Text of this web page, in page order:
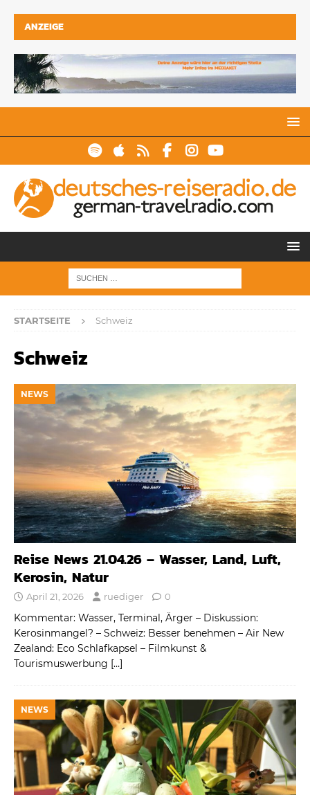
ANZEIGE
STARTSEITE Schweiz
Schweiz
NEWS
Reise News 21.04.26 – Wasser, Land, Luft,
Kerosin, Natur
April 21, 2026 ruediger 0
Kommentar: Wasser, Terminal, Ärger – Diskussion:
Kerosinmangel? – Schweiz: Besser benehmen – Air New
Zealand: Eco Schlafkapsel – Filmkunst &
Tourismuswerbung […]
NEWS